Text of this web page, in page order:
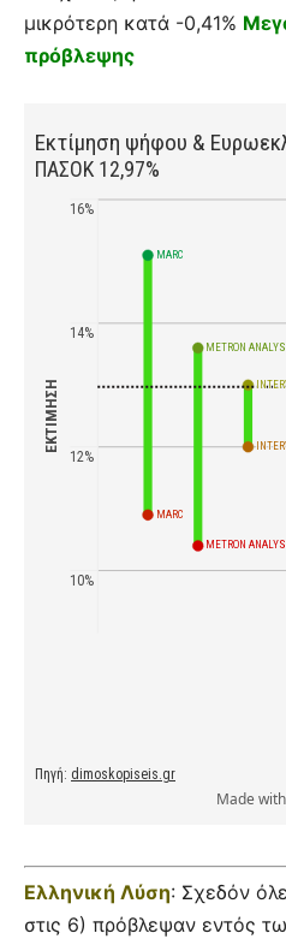
μικρότερη κατά -0,41%
πρόβλεψης
Ελληνική Λύση: Σχεδόν
στις 6) πρόβλεψαν εντός